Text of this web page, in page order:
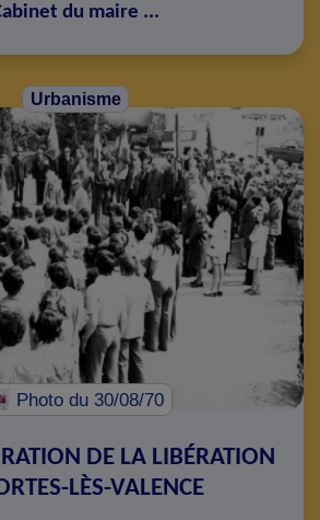
du maire ...
Urbanisme
Photo du 30/08/70
DE LA LIBÉRATION
LÈS-VALENCE